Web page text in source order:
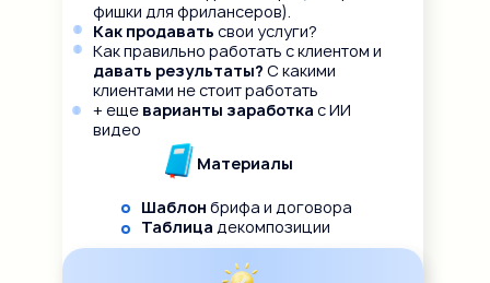
Материалы
Шаблон брифа и договора
Таблица декомпозиции
фишки для фрилансеров).
Как продавать свои услуги?
Как правильно работать с клиентом и
давать результаты? С какими
клиентами не стоит работать
+ еще варианты заработка с ИИ
видео